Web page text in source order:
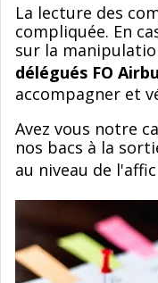
La lecture des
compliquée. En
sur la
délégués FO
accompagner et
Avez vous notre
nos bacs à la
au niveau de